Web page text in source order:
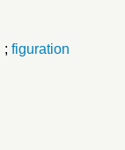
; figuration